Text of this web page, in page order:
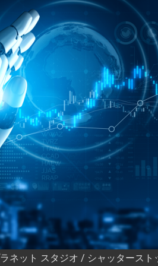
ネット スタジオ / シャッタースト